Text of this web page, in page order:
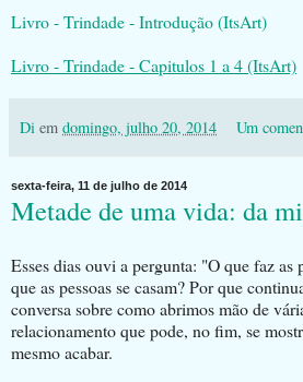
Livro - Trindade - Introdução (ItsArt)
Livro - Trindade - Capitulos 1 a 4 (ItsArt)
Di em domingo, julho 20, 2014 Um
sexta-feira, 11 de julho de 2014
Metade de uma vida: da
Esses dias ouvi a pergunta: "O que faz as
que as pessoas se casam? Por que
conversa sobre como abrimos mão de
relacionamento que pode, no fim, se
mesmo acabar.